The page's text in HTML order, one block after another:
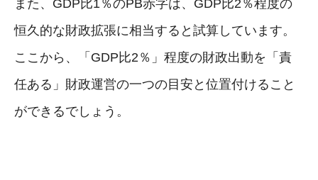
また、GDP比1％のPB赤字は、GDP比2％程度の
恒久的な財政拡張に相当すると試算しています。
ここから、「GDP比2％」程度の財政出動を「責
任ある」財政運営の一つの目安と位置付けること
ができるでしょう。